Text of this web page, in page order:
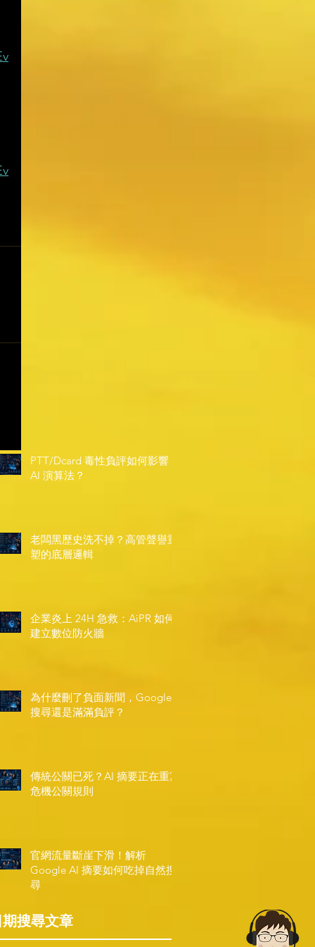
PTT/Dcard 毒性負評如何影響
AI 演算法？
老闆黑歷史洗不掉？高管聲譽重
塑的底層邏輯
企業炎上 24H 急救：AiPR 如何
建立數位防火牆
為什麼刪了負面新聞，Google
搜尋還是滿滿負評？
傳統公關已死？AI 摘要正在重寫
危機公關規則
官網流量斷崖下滑！解析
Google AI 摘要如何吃掉自然搜
尋
搜尋文章